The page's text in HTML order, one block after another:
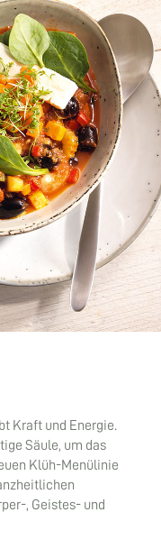
Kraft und Energie.
Säule, um das
Klüh-Menülinie
, Geistes- und